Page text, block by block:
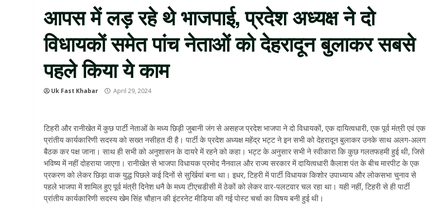
आपस में लड़ रहे थे भाजपाई, प्रदेश अध्यक्ष ने दो
विधायकों समेत पांच नेताओं को देहरादून बुलाकर सबसे
पहले किया ये काम
Uk Fast Khabar April 29, 2024
टिहरी और रानीखेत में कुछ पार्टी नेताओं के मध्य छिड़ी जुबानी जंग से असहज प्रदेश भाजपा ने दो विधायकों, एक दायित्वधारी, एक पूर्व मंत्री एवं एक
प्रांतीय कार्यकारिणी सदस्य को सख्त नसीहत दी है। पार्टी के प्रदेश अध्यक्ष महेंद्र भट्ट ने इन सभी को देहरादून बुलाकर उनके साथ अलग-अलग
बैठक कर पक्ष जाना। साथ ही सभी को अनुशासन के दायरे में रहने को कहा। भट्ट के अनुसार सभी ने स्वीकारा कि कुछ गलतफहमी हुई थी, जिसे
भविष्य में नहीं दोहराया जाएगा। रानीखेत से भाजपा विधायक प्रमोद नैनवाल और राज्य सरकार में दायित्वधारी कैलाश पंत के बीच मारपीट के एक
प्रकरण को लेकर छिड़ा वाक युद्ध पिछले कई दिनों से सुर्खियां बना था। इधर, टिहरी में पार्टी विधायक किशोर उपाध्याय और लोकसभा चुनाव से
पहले भाजपा में शामिल हुए पूर्व मंत्री दिनेश धनै के मध्य टीएचडीसी में ठेकों को लेकर वार-पलटवार चल रहा था। यही नहीं, टिहरी से ही पार्टी
प्रांतीय कार्यकारिणी सदस्य खेम सिंह चौहान की इंटरनेट मीडिया की गई पोस्ट चर्चा का विषय बनी हुई थी।